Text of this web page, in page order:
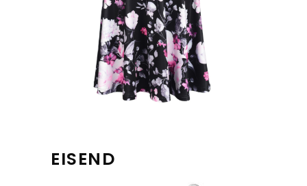
EISEND